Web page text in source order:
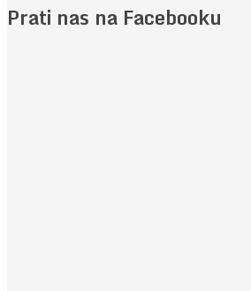
Prati nas na Facebooku